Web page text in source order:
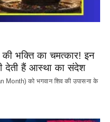
भक्ति का चमत्कार! इन
देती हैं आस्था का संदेश
Month) को भगवान शिव की उपासना के